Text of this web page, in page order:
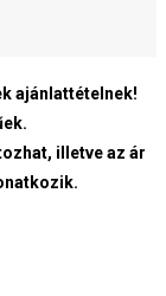
ajánlattételnek!
illetve az ár